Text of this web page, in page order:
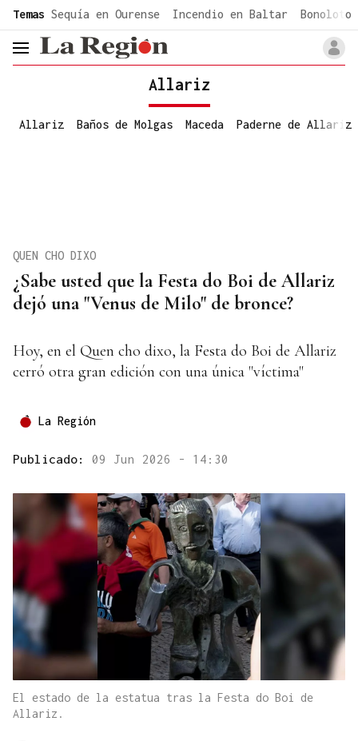
common.go-to-content
Temas Sequía en Ourense Incendio en Baltar Bonoloto
header.menu.open
Allariz
Allariz Baños de Molgas Maceda Paderne de Allariz
¿Sabe usted que la Festa do Boi de Allariz
dejó una "Venus de Milo" de bronce?
QUEN CHO DIXO
Hoy, en el Quen cho dixo, la Festa do Boi de Allariz
cerró otra gran edición con una única "víctima"
La Región
Publicado: 09 Jun 2026 - 14:30
El estado de la estatua tras la Festa do Boi de
Allariz.